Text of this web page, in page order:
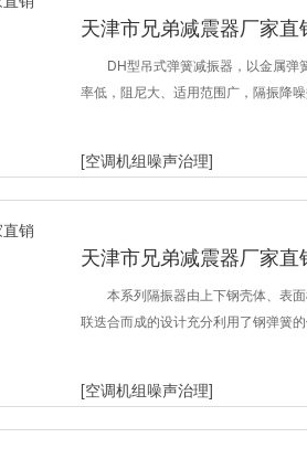
天津市兄弟减震器厂家
DH型吊式弹簧减振器，以金属弹
率低，阻尼大、适用范围广，隔振降
[空调机组噪声治理]
天津市兄弟减震器厂家
本系列隔振器由上下钢壳体、表
联迭合而成的设计充分利用了钢弹簧
[空调机组噪声治理]